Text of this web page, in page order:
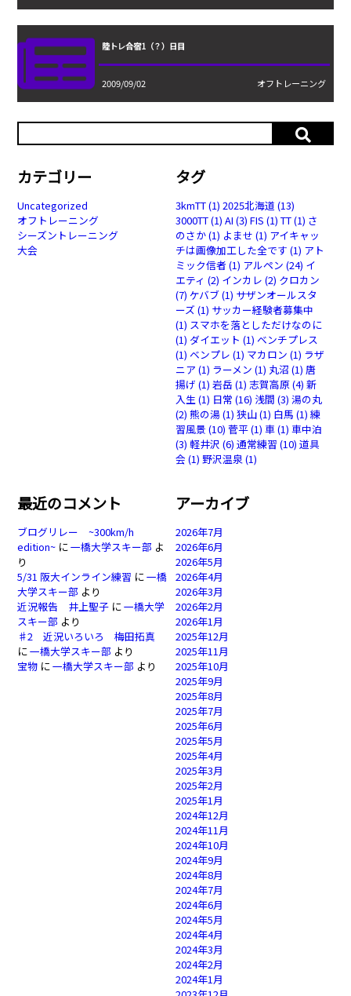
陸トレ合宿1（？）日目
2009/09/02 オフトレーニング
カテゴリー
Uncategorized
オフトレーニング
シーズントレーニング
大会
タグ
3kmTT(1) 2025北海道 (13)
3000TT(1) AI (3) FIS (1) TT(1) さ
のさか(1) よませ (1) アイキャッ
チは画像加工した全です (1) アト
ミック信者 (1) アルペン (24) イ
エティ (2) インカレ (2) クロカン
(7) ケバブ(1) サザンオールスタ
ーズ (1) サッカー経験者募集中
(1) スマホを落としただけなのに
(1) ダイエット (1) ベンチプレス
(1) ベンプレ (1) マカロン (1) ラザ
ニア (1) ラーメン (1) 丸沼 (1) 唐
揚げ (1) 岩岳 (1) 志賀高原(4) 新
入生(1) 日常 (16) 浅間 (3) 湯の丸
(2) 熊の湯(1) 狭山(1) 白馬 (1) 練
習風景(10) 菅平(1) 車(1) 車中泊
(3) 軽井沢 (6) 通常練習 (10) 道具
会 (1) 野沢温泉(1)
最近のコメント
ブログリレー ~300km/h
edition~ に一橋大学スキー部 よ
り
5/31 阪大インライン練習 に一橋
大学スキー部 より
近況報告 井上聖子 に一橋大学
スキー部 より
♯2 近況いろいろ 梅田拓真
に一橋大学スキー部 より
宝物 に一橋大学スキー部 より
アーカイブ
2026年7月
2026年6月
2026年5月
2026年4月
2026年3月
2026年2月
2026年1月
2025年12月
2025年11月
2025年10月
2025年9月
2025年8月
2025年7月
2025年6月
2025年5月
2025年4月
2025年3月
2025年2月
2025年1月
2024年12月
2024年11月
2024年10月
2024年9月
2024年8月
2024年7月
2024年6月
2024年5月
2024年4月
2024年3月
2024年2月
2024年1月